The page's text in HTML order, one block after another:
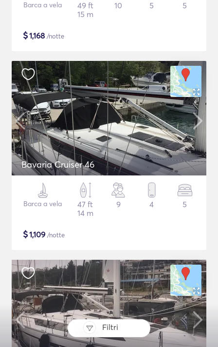
Filtri
Barca a vela
49 ft
15 m
10 5 5
$1,168 /notte
Bavaria Cruiser 46
Barca a vela
47 ft
14 m
9 4 5
$1,109 /notte